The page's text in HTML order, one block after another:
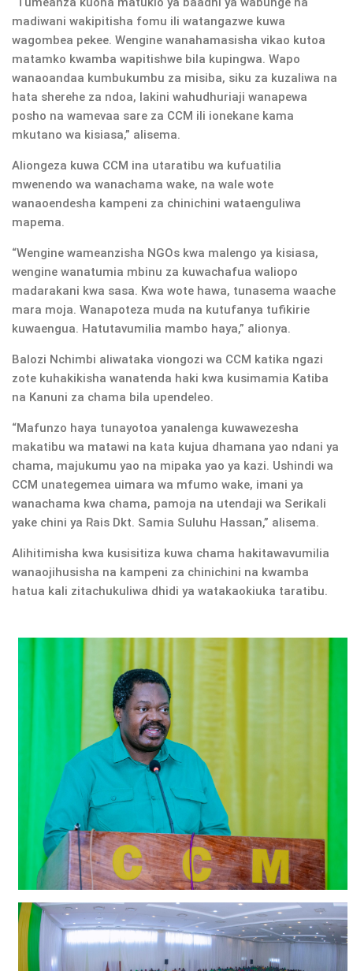
madiwani wakipitisha fomu ili watangazwe kuwa
wagombea pekee. Wengine wanahamasisha vikao kutoa
matamko kwamba wapitishwe bila kupingwa. Wapo
wanaoandaa kumbukumbu za misiba, siku za kuzaliwa na
hata sherehe za ndoa, lakini wahudhuriaji wanapewa
posho na wamevaa sare za CCM ili ionekane kama
mkutano wa kisiasa,” alisema.
Aliongeza kuwa CCM ina utaratibu wa kufuatilia
mwenendo wa wanachama wake, na wale wote
wanaoendesha kampeni za chinichini wataenguliwa
mapema.
“Wengine wameanzisha NGOs kwa malengo ya kisiasa,
wengine wanatumia mbinu za kuwachafua waliopo
madarakani kwa sasa. Kwa wote hawa, tunasema waache
mara moja. Wanapoteza muda na kutufanya tufikirie
kuwaengua. Hatutavumilia mambo haya,” alionya.
Balozi Nchimbi aliwataka viongozi wa CCM katika ngazi
zote kuhakikisha wanatenda haki kwa kusimamia Katiba
na Kanuni za chama bila upendeleo.
“Mafunzo haya tunayotoa yanalenga kuwawezesha
makatibu wa matawi na kata kujua dhamana yao ndani ya
chama, majukumu yao na mipaka yao ya kazi. Ushindi wa
CCM unategemea uimara wa mfumo wake, imani ya
wanachama kwa chama, pamoja na utendaji wa Serikali
yake chini ya Rais Dkt. Samia Suluhu Hassan,” alisema.
Alihitimisha kwa kusisitiza kuwa chama hakitawavumilia
wanaojihusisha na kampeni za chinichini na kwamba
hatua kali zitachukuliwa dhidi ya watakaokiuka taratibu.